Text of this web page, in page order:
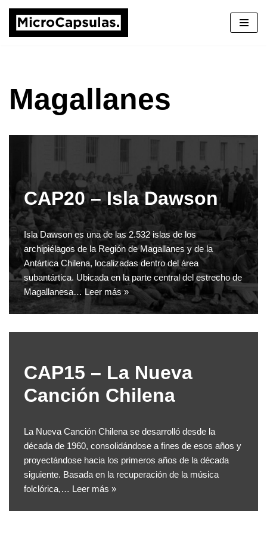
Saltar
Magallanes
CAP20 – Isla Dawson
Isla Dawson es una de las 2.532 islas de los
archipiélagos de la Región de Magallanes y de la
Antártica Chilena, localizadas dentro del área
subantártica. Ubicada en la parte central del estrecho de
Magallanesa… Leer más »
CAP15 – La Nueva
Canción Chilena
La Nueva Canción Chilena se desarrolló desde la
década de 1960, consolidándose a fines de esos años y
proyectándose hacia los primeros años de la década
siguiente. Basada en la recuperación de la música
folclórica,… Leer más »